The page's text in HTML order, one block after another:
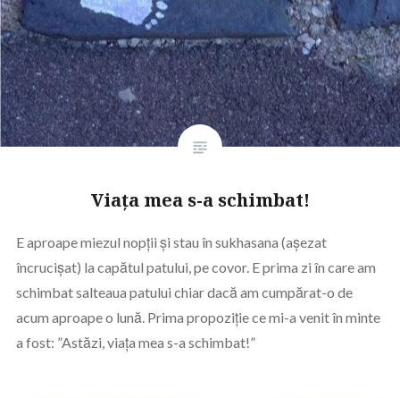
Viața mea s-a schimbat!
E aproape miezul nopții și stau în sukhasana (așezat
încrucișat) la capătul patului, pe covor. E prima zi în care am
schimbat salteaua patului chiar dacă am cumpărat-o de
acum aproape o lună. Prima propoziție ce mi-a venit în minte
a fost: ”Astăzi, viața mea s-a schimbat!”